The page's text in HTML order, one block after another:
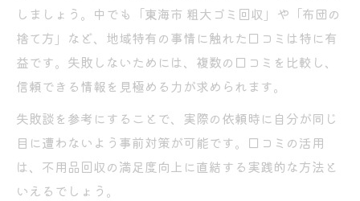
しましょう。中でも「東海市 粗大ゴミ回収」や「布団の
捨て方」など、地域特有の事情に触れた口コミは特に有
益です。失敗しないためには、複数の口コミを比較し、
信頼できる情報を見極める力が求められます。
失敗談を参考にすることで、実際の依頼時に自分が同じ
目に遭わないよう事前対策が可能です。口コミの活用
は、不用品回収の満足度向上に直結する実践的な方法と
いえるでしょう。